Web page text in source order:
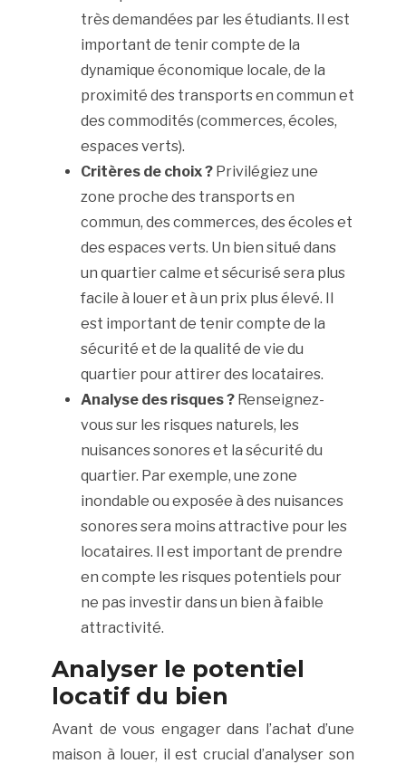
très demandées par les étudiants. Il est
important de tenir compte de la
dynamique économique locale, de la
proximité des transports en commun et
des commodités (commerces, écoles,
espaces verts).
Critères de choix ? Privilégiez une
zone proche des transports en
commun, des commerces, des écoles et
des espaces verts. Un bien situé dans
un quartier calme et sécurisé sera plus
facile à louer et à un prix plus élevé. Il
est important de tenir compte de la
sécurité et de la qualité de vie du
quartier pour attirer des locataires.
Analyse des risques ? Renseignez-
vous sur les risques naturels, les
nuisances sonores et la sécurité du
quartier. Par exemple, une zone
inondable ou exposée à des nuisances
sonores sera moins attractive pour les
locataires. Il est important de prendre
en compte les risques potentiels pour
ne pas investir dans un bien à faible
attractivité.
Analyser le potentiel
locatif du bien
Avant de vous engager dans l’achat d’une
maison à louer, il est crucial d’analyser son